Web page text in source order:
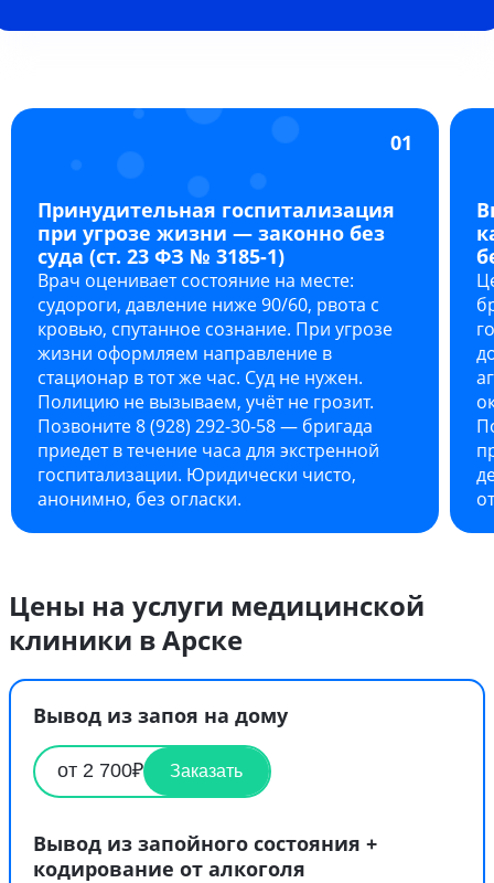
01
Принудительная госпитализация
при угрозе жизни — законно без
суда (ст. 23 ФЗ № 3185-1)
Врач оценивает состояние на месте:
судороги, давление ниже 90/60, рвота с
кровью, спутанное сознание. При угрозе
жизни оформляем направление в
стационар в тот же час. Суд не нужен.
Полицию не вызываем, учёт не грозит.
Позвоните 8 (928) 292-30-58 — бригада
приедет в течение часа для экстренной
госпитализации. Юридически чисто,
анонимно, без огласки.
Цены на услуги медицинской
клиники в Арске
Вывод из запоя на дому
от 2 700₽ Заказать
Вывод из запойного состояния +
кодирование от алкоголя